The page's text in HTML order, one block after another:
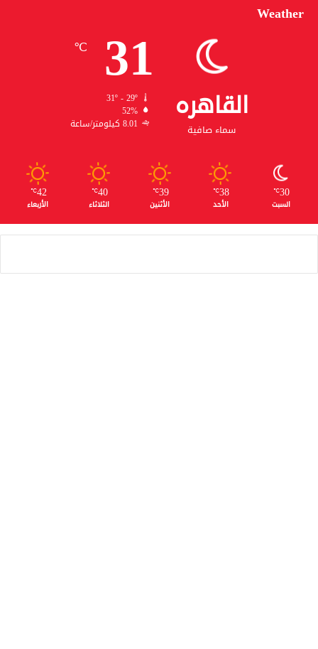
Weather
القاهره
سماء صافية
31
℃
31º - 29º
52%
8.01 كيلومتر/ساعة
30
℃
السبت
38
℃
الأحد
39
℃
الأثنين
40
℃
الثلاثاء
42
℃
الأربعاء